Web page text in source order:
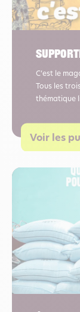
C’est le
Tous les
thématique
Voir les